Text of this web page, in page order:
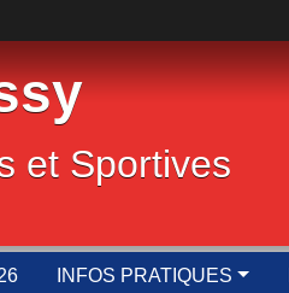
et Sportives
INFOS PRATIQUES